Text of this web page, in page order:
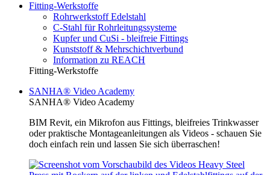
Fitting-Werkstoffe
Rohrwerkstoff Edelstahl
C-Stahl für Rohrleitungssysteme
Kupfer und CuSi - bleifreie Fittings
Kunststoff & Mehrschichtverbund
Information zu REACH
Fitting-Werkstoffe
SANHA® Video Academy
SANHA® Video Academy
BIM Revit, ein Mikrofon aus Fittings, bleifreies Trinkwasser
oder praktische Montageanleitungen als Videos - schauen Sie
doch einfach rein und lassen Sie sich überraschen!